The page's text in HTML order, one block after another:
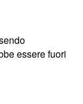
essere fuori